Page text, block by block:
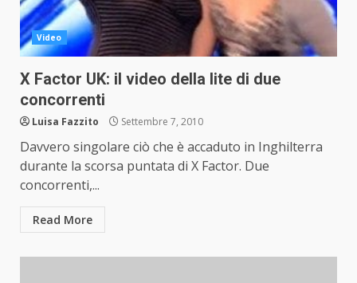
Video
X Factor UK: il video della lite di due
concorrenti
Luisa Fazzito Settembre 7, 2010
Davvero singolare ciò che è accaduto in Inghilterra
durante la scorsa puntata di X Factor. Due
concorrenti,...
Read More